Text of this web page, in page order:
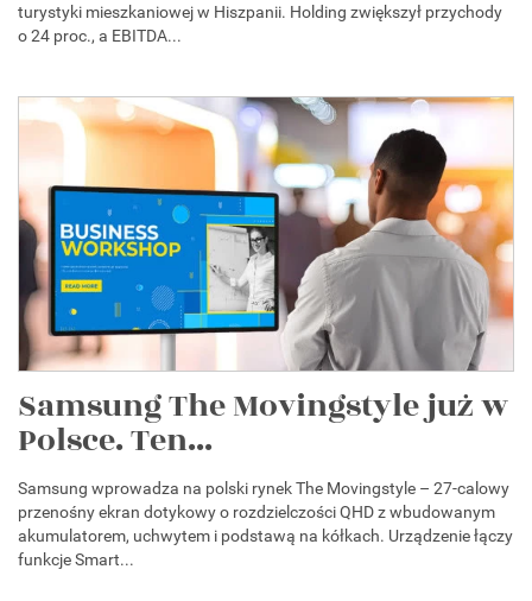
turystyki mieszkaniowej w Hiszpanii. Holding zwiększył przychody
o 24 proc., a EBITDA...
Samsung The Movingstyle już w
Polsce. Ten...
Samsung wprowadza na polski rynek The Movingstyle – 27-calowy
przenośny ekran dotykowy o rozdzielczości QHD z wbudowanym
akumulatorem, uchwytem i podstawą na kółkach. Urządzenie łączy
funkcje Smart...